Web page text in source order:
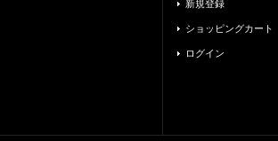
新規登録
ショッピングカート
ログイン